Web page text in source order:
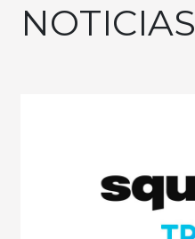
NOTICIAS